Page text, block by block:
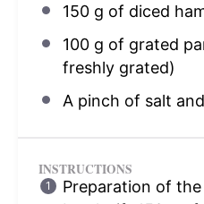
150 g of diced
100 g of grated
freshly grated)
A pinch of salt
INSTRUCTIONS
Preparation of